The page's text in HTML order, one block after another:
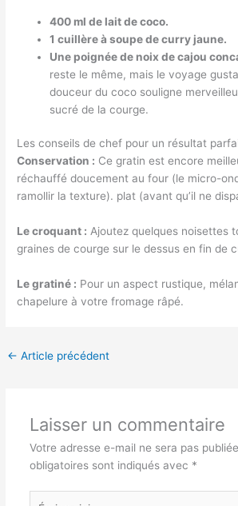
400 ml de lait de coco.
1 cuillère à soupe de curry jaune.
Une poignée de noix de cajou
reste le même, mais le voyage
douceur du coco souligne
sucré de la courge.
Les conseils de chef pour un résultat
Conservation : Ce gratin est encore
réchauffé doucement au four (le micro-
ramollir la texture). plat (avant qu’il ne
Le croquant : Ajoutez quelques noisettes
graines de courge sur le dessus en fin de
Le gratiné : Pour un aspect rustique,
chapelure à votre fromage râpé.
← Article précédent
Laisser un commentaire
Votre adresse e-mail ne sera pas
obligatoires sont indiqués avec *
Écrivez